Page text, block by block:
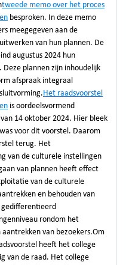
tweede memo over het proces
besproken. In deze memo
meegegeven aan de
van hun plannen. De
augustus 2024 hun
Deze plannen zijn inhoudelijk
afspraak integraal
Het raadsvoorstel
is oordeelsvormend
14 oktober 2024. Hier bleek
voor dit voorstel. Daarom
terug. Het
van de culturele instellingen
van plannen heeft effect
van de culturele
en behouden van
gedifferentieerd
rondom het
van bezoekers.Om
heeft het college
van de raad. Het college